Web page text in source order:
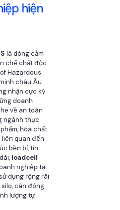
hiện
là dòng cảm
chế chất độc
Hazardous
châu Âu
nhận cực kỳ
doanh
về an toàn
ngành thực
hóa chất
liên quan đến
bền bỉ, tín
loadcell
nghiệp tại
dụng rộng rãi
cân đóng
lượng tự